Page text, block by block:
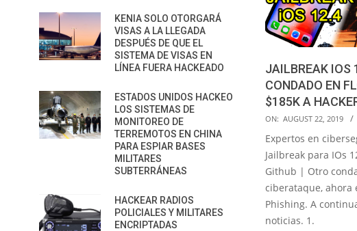
JAILBREAK IOS
CONDADO EN
$185K A
2019-
08-
22
ON: AUGUST 22, 2019
Expertos en
Jailbreak para IOs
Github | Otro
ciberataque, ahora
Phishing. A
noticias. 1.
KENIA SOLO OTORGARÁ
VISAS A LA LLEGADA
DESPUÉS DE QUE EL
SISTEMA DE VISAS EN
LÍNEA FUERA HACKEADO
ESTADOS UNIDOS HACKEO
LOS SISTEMAS DE
MONITOREO DE
TERREMOTOS EN CHINA
PARA ESPIAR BASES
MILITARES
SUBTERRÁNEAS
HACKEAR RADIOS
POLICIALES Y MILITARES
ENCRIPTADAS